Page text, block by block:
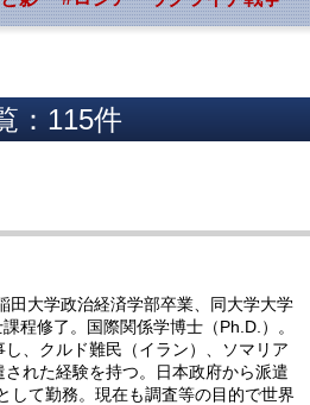
：115件
田大学政治経済学部卒業、同大学大学
程修了。国際関係学博士（Ph.D.）。
、クルド難民（イラン）、ソマリア
れた経験を持つ。日本政府から派遣
して勤務。現在も調査等の目的で世界